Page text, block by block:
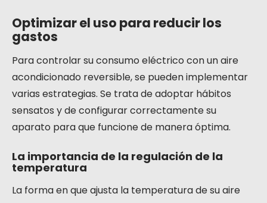
Optimizar el uso para reducir los
gastos
Para controlar su consumo eléctrico con un aire
acondicionado reversible, se pueden implementar
varias estrategias. Se trata de adoptar hábitos
sensatos y de configurar correctamente su
aparato para que funcione de manera óptima.
La importancia de la regulación de la
temperatura
La forma en que ajusta la temperatura de su aire